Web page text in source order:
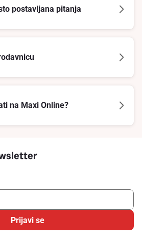
postavljana pitanja
na Maxi Online?
Prijavi se